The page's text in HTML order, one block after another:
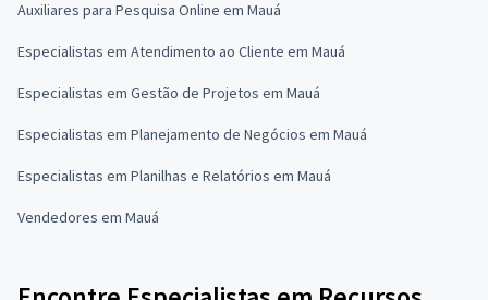
Auxiliares para Pesquisa Online em Mauá
Especialistas em Atendimento ao Cliente em Mauá
Especialistas em Gestão de Projetos em Mauá
Especialistas em Planejamento de Negócios em Mauá
Especialistas em Planilhas e Relatórios em Mauá
Vendedores em Mauá